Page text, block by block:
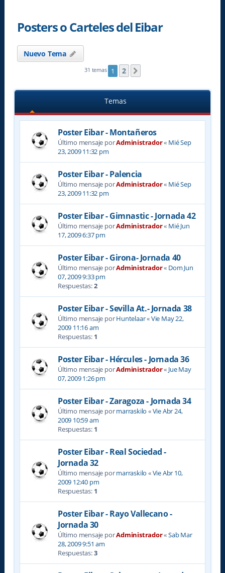
Posters o Carteles del Eibar
Nuevo Tema
31 temas 1 2
Temas
Poster Eibar - Montañeros
Último mensaje porAdministrador« Mié Sep
23, 2009 11:32 pm
Poster Eibar - Palencia
Último mensaje porAdministrador« Mié Sep
23, 2009 11:32 pm
Poster Eibar - Gimnastic - Jornada 42
Último mensaje porAdministrador« Mié Jun
17, 2009 6:37 pm
Poster Eibar - Girona- Jornada 40
Último mensaje porAdministrador« Dom Jun
07, 2009 9:33 pm
Respuestas:2
Poster Eibar - Sevilla At.- Jornada 38
Último mensaje porHuntelaar«Vie May 22,
2009 11:16 am
Respuestas: 1
Poster Eibar - Hércules - Jornada 36
Último mensaje porAdministrador« Jue May
07, 2009 1:26 pm
Poster Eibar - Zaragoza - Jornada 34
Último mensaje pormarraskilo «Vie Abr 24,
2009 10:59 am
Respuestas: 1
Poster Eibar - Real Sociedad -
Jornada 32
Último mensaje pormarraskilo «Vie Abr 10,
2009 12:40 pm
Respuestas: 1
Poster Eibar - Rayo Vallecano -
Jornada 30
Último mensaje porAdministrador«Sab Mar
28, 2009 9:51 am
Respuestas:3